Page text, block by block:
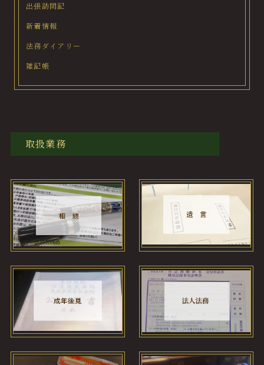
出張訪問記
新着情報
法務ダイアリー
雑記帳
取扱業務